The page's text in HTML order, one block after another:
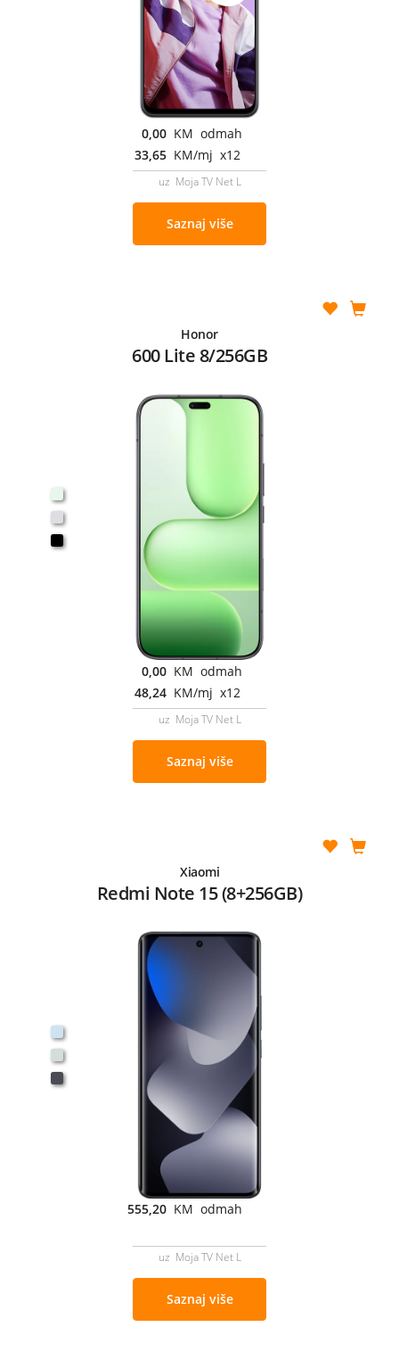
0,00 KM odmah
33,65 KM/mj x12
uz Moja TV Net L
Saznaj više
Honor
600 Lite 8/256GB
0,00 KM odmah
48,24 KM/mj x12
uz Moja TV Net L
Saznaj više
Xiaomi
Redmi Note 15 (8+256GB)
555,20 KM odmah
uz Moja TV Net L
Saznaj više